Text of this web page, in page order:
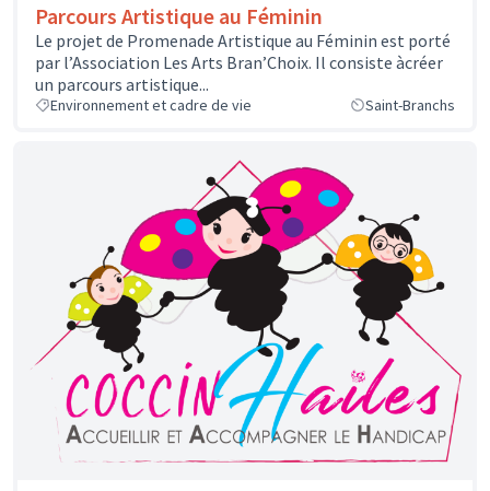
Parcours Artistique au Féminin
Le projet de Promenade Artistique au Féminin est porté
par l’Association Les Arts Bran’Choix. Il consiste àcréer
un parcours artistique...
Environnement et cadre de vie Saint-Branchs